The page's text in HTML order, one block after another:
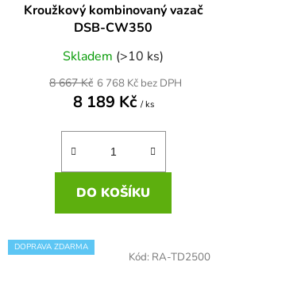
Kroužkový kombinovaný vazač
DSB-CW350
Skladem (>10 ks)
6 768 Kč bez DPH
8 189 Kč / ks
8 667 Kč
DO KOŠÍKU
DOPRAVA ZDARMA
Kód: RA-TD2500